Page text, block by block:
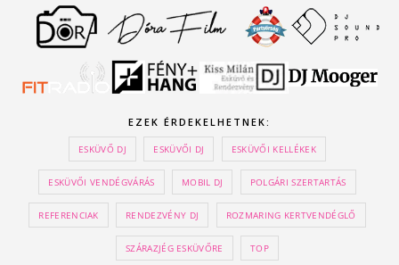
EZEK ÉRDEKELHETNEK:
ESKÜVŐ DJ ESKÜVŐI DJ ESKÜVŐI KELLÉKEK
ESKÜVŐI VENDÉGVÁRÁS MOBIL DJ POLGÁRI SZERTARTÁS
REFERENCIAK RENDEZVÉNY DJ ROZMARING KERTVENDÉGLŐ
SZÁRAZJÉG ESKÜVŐRE TOP